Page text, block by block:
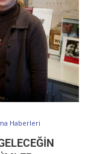
Haberleri